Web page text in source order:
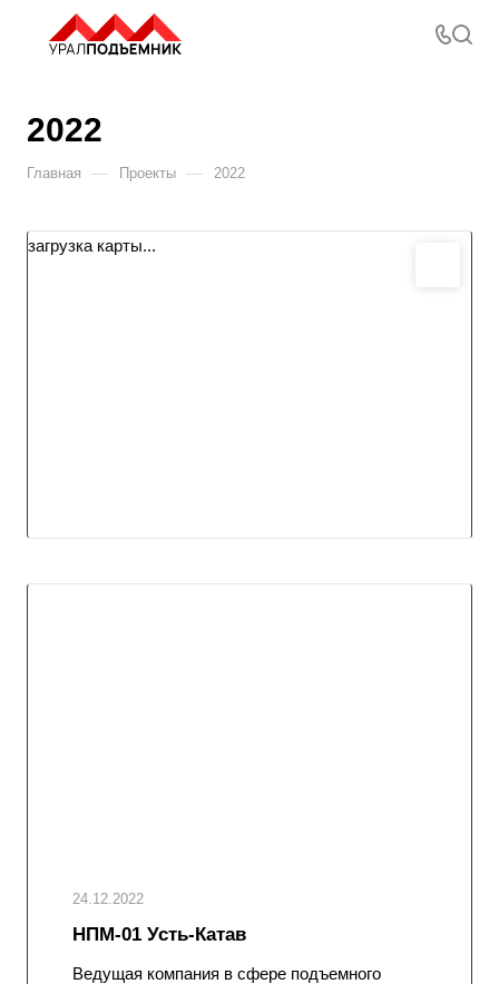
2022
Главная — Проекты — 2022
загрузка карты...
24.12.2022
НПМ-01 Усть-Катав
Ведущая компания в сфере подъемного